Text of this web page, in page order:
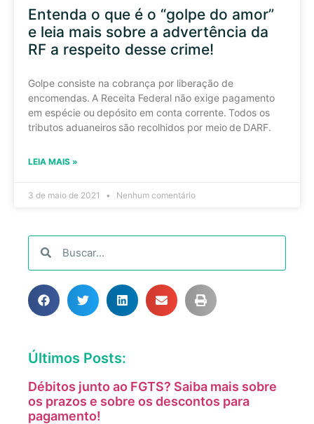
Entenda o que é o “golpe do amor”
e leia mais sobre a advertência da
RF a respeito desse crime!
Golpe consiste na cobrança por liberação de
encomendas. A Receita Federal não exige pagamento
em espécie ou depósito em conta corrente. Todos os
tributos aduaneiros são recolhidos por meio de DARF.
LEIA MAIS »
3 de maio de 2021 Nenhum comentário
Últimos Posts:
Débitos junto ao FGTS? Saiba mais sobre
os prazos e sobre os descontos para
pagamento!